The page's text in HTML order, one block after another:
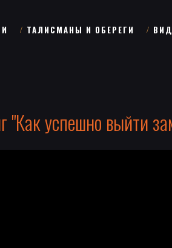
ТАЛИСМАНЫ И ОБЕРЕГИ
"Как успешно выйти